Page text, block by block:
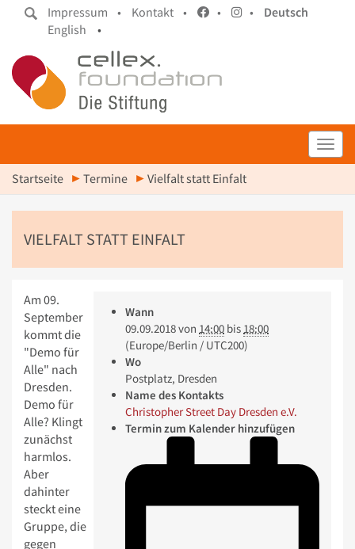
Impressum • Kontakt • • •
Deutsch
English
•
Startseite Termine Vielfalt statt Einfalt
VIELFALT STATT EINFALT
Wann
09.09.2018von 14:00 bis 18:00
(Europe/Berlin / UTC200)
Wo
Postplatz, Dresden
Name des Kontakts
Christopher Street Day Dresden e.V.
Termin zum Kalender hinzufügen
Am 09.
September
kommt die
"Demo für
Alle" nach
Dresden.
Demo für
Alle? Klingt
zunächst
harmlos.
Aber
dahinter
steckt eine
Gruppe, die
gegen